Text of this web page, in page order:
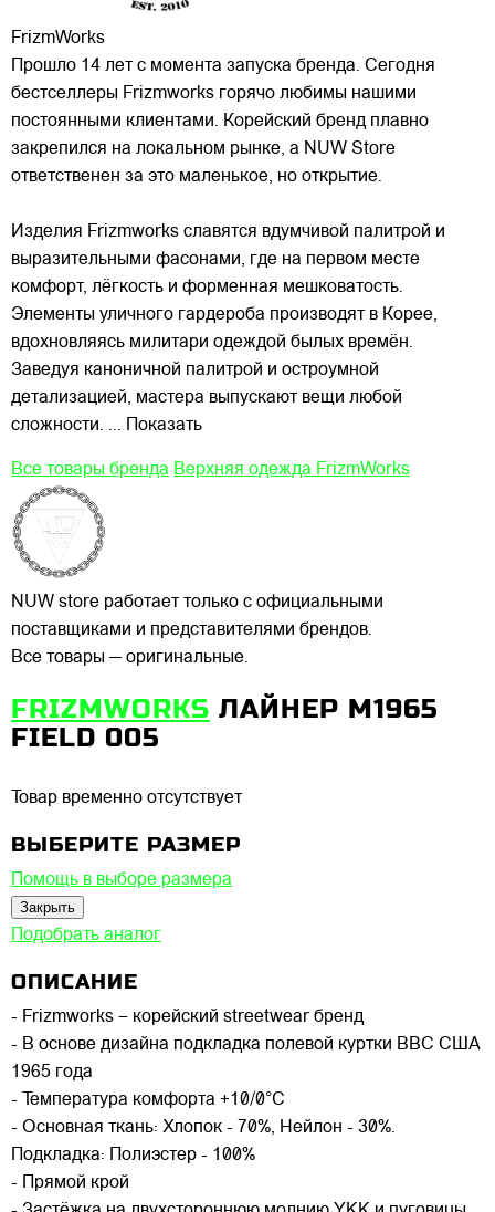
FrizmWorks
Прошло 14 лет с момента запуска бренда. Сегодня
бестселлеры Frizmworks горячо любимы нашими
постоянными клиентами. Корейский бренд плавно
закрепился на локальном рынке, а NUW Store
ответственен за это маленькое, но открытие.
Изделия Frizmworks славятся вдумчивой палитрой и
выразительными фасонами, где на первом месте
комфорт, лёгкость и форменная мешковатость.
Элементы уличного гардероба производят в Корее,
вдохновляясь милитари одеждой былых времён.
Заведуя каноничной палитрой и остроумной
детализацией, мастера выпускают вещи любой
сложности. ... Показать
Все товары бренда Верхняя одежда FrizmWorks
NUW store работает только с официальными
поставщиками и представителями брендов.
Все товары — оригинальные.
FRIZMWORKS ЛАЙНЕР M1965
FIELD 005
Товар временно отсутствует
ВЫБЕРИТЕ РАЗМЕР
Помощь в выборе размера
Закрыть
Подобрать аналог
ОПИСАНИЕ
- Frizmworks – корейский streetwear бренд
- В основе дизайна подкладка полевой куртки ВВС США
1965 года
- Температура комфорта +10/0°C
- Основная ткань: Хлопок - 70%, Нейлон - 30%.
Подкладка: Полиэстер - 100%
- Прямой крой